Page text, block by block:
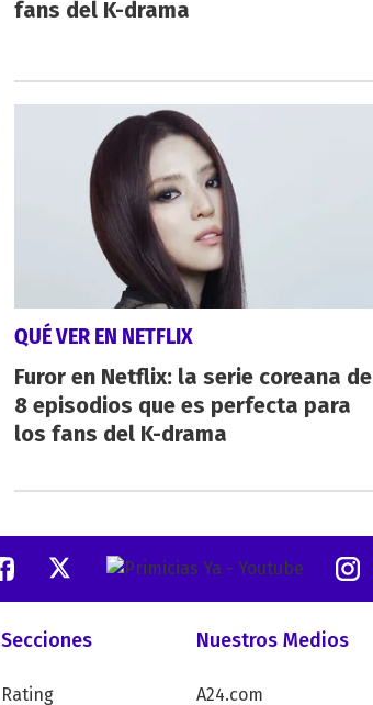
fans del K-drama
QUÉ VER EN NETFLIX
Furor en Netflix: la serie coreana de
8 episodios que es perfecta para
los fans del K-drama
Secciones
Rating
Nuestros Medios
A24.com